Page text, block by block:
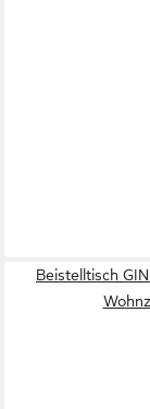
Beistelltisch